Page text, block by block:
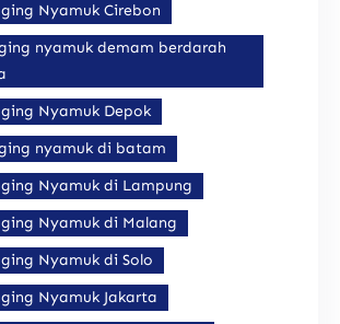
Nyamuk Cirebon
nyamuk demam berdarah
Nyamuk Depok
nyamuk di batam
Nyamuk di Lampung
Nyamuk di Malang
Nyamuk di Solo
Nyamuk Jakarta